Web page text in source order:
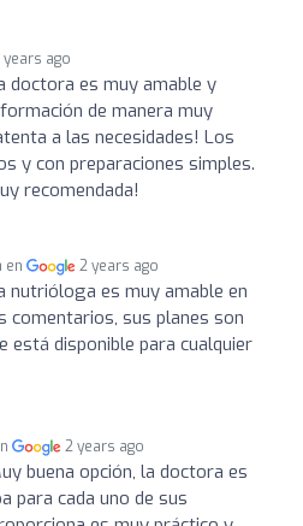
years ago
doctora es muy amable y
de manera muy
a las necesidades! Los
y con preparaciones simples.
recomendada!
en 2 years ago
nutrióloga es muy amable en
comentarios, sus planes son
está disponible para cualquier
2 years ago
buena opción, la doctora es
para cada uno de sus